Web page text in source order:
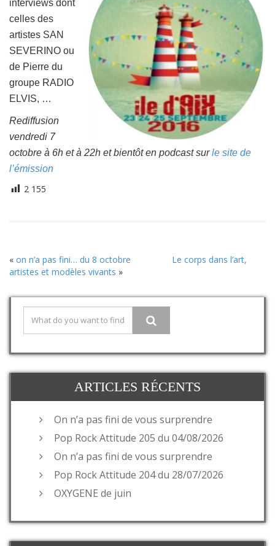
interviews dont
celles des
artistes SAN
SEVERINO ou
de Pierre du
groupe RADIO
ELVIS, …
Rediffusion
vendredi 7
octobre à 6h et à 22h et bientôt en podcast surle site de
l’émission
2 155
« on n’a pas fini… du 8 octobre
Le corps dans l’art,
artistes et modèles vivants »
ARTICLES RÉCENTS
On n’a pas fini de vous surprendre
Pop Rock Attitude 205 du 04/08/2026
On n’a pas fini de vous surprendre
Pop Rock Attitude 204 du 28/07/2026
OXYGENE de juin